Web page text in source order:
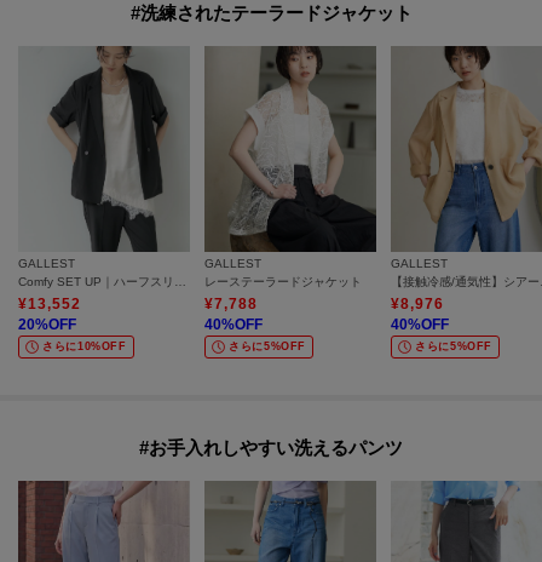
#洗練されたテーラードジャケット
GALLEST
¥13,552
20%OFF
さらに10%OFF
GALLEST
レーステーラードジャケット
¥7,788
40%OFF
さらに5%OFF
GALLEST
¥8,976
40%OFF
さらに5%OFF
#お手入れしやすい洗えるパンツ